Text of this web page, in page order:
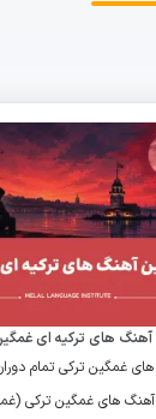
آهنگ های ترکیه ای
های غمگین ترکی تمام
های غمگین ترکی